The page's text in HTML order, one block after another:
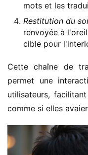
mots et les
Restitution du
renvoyée à
cible pour
Cette chaîne de
permet une
utilisateurs,
comme si elles